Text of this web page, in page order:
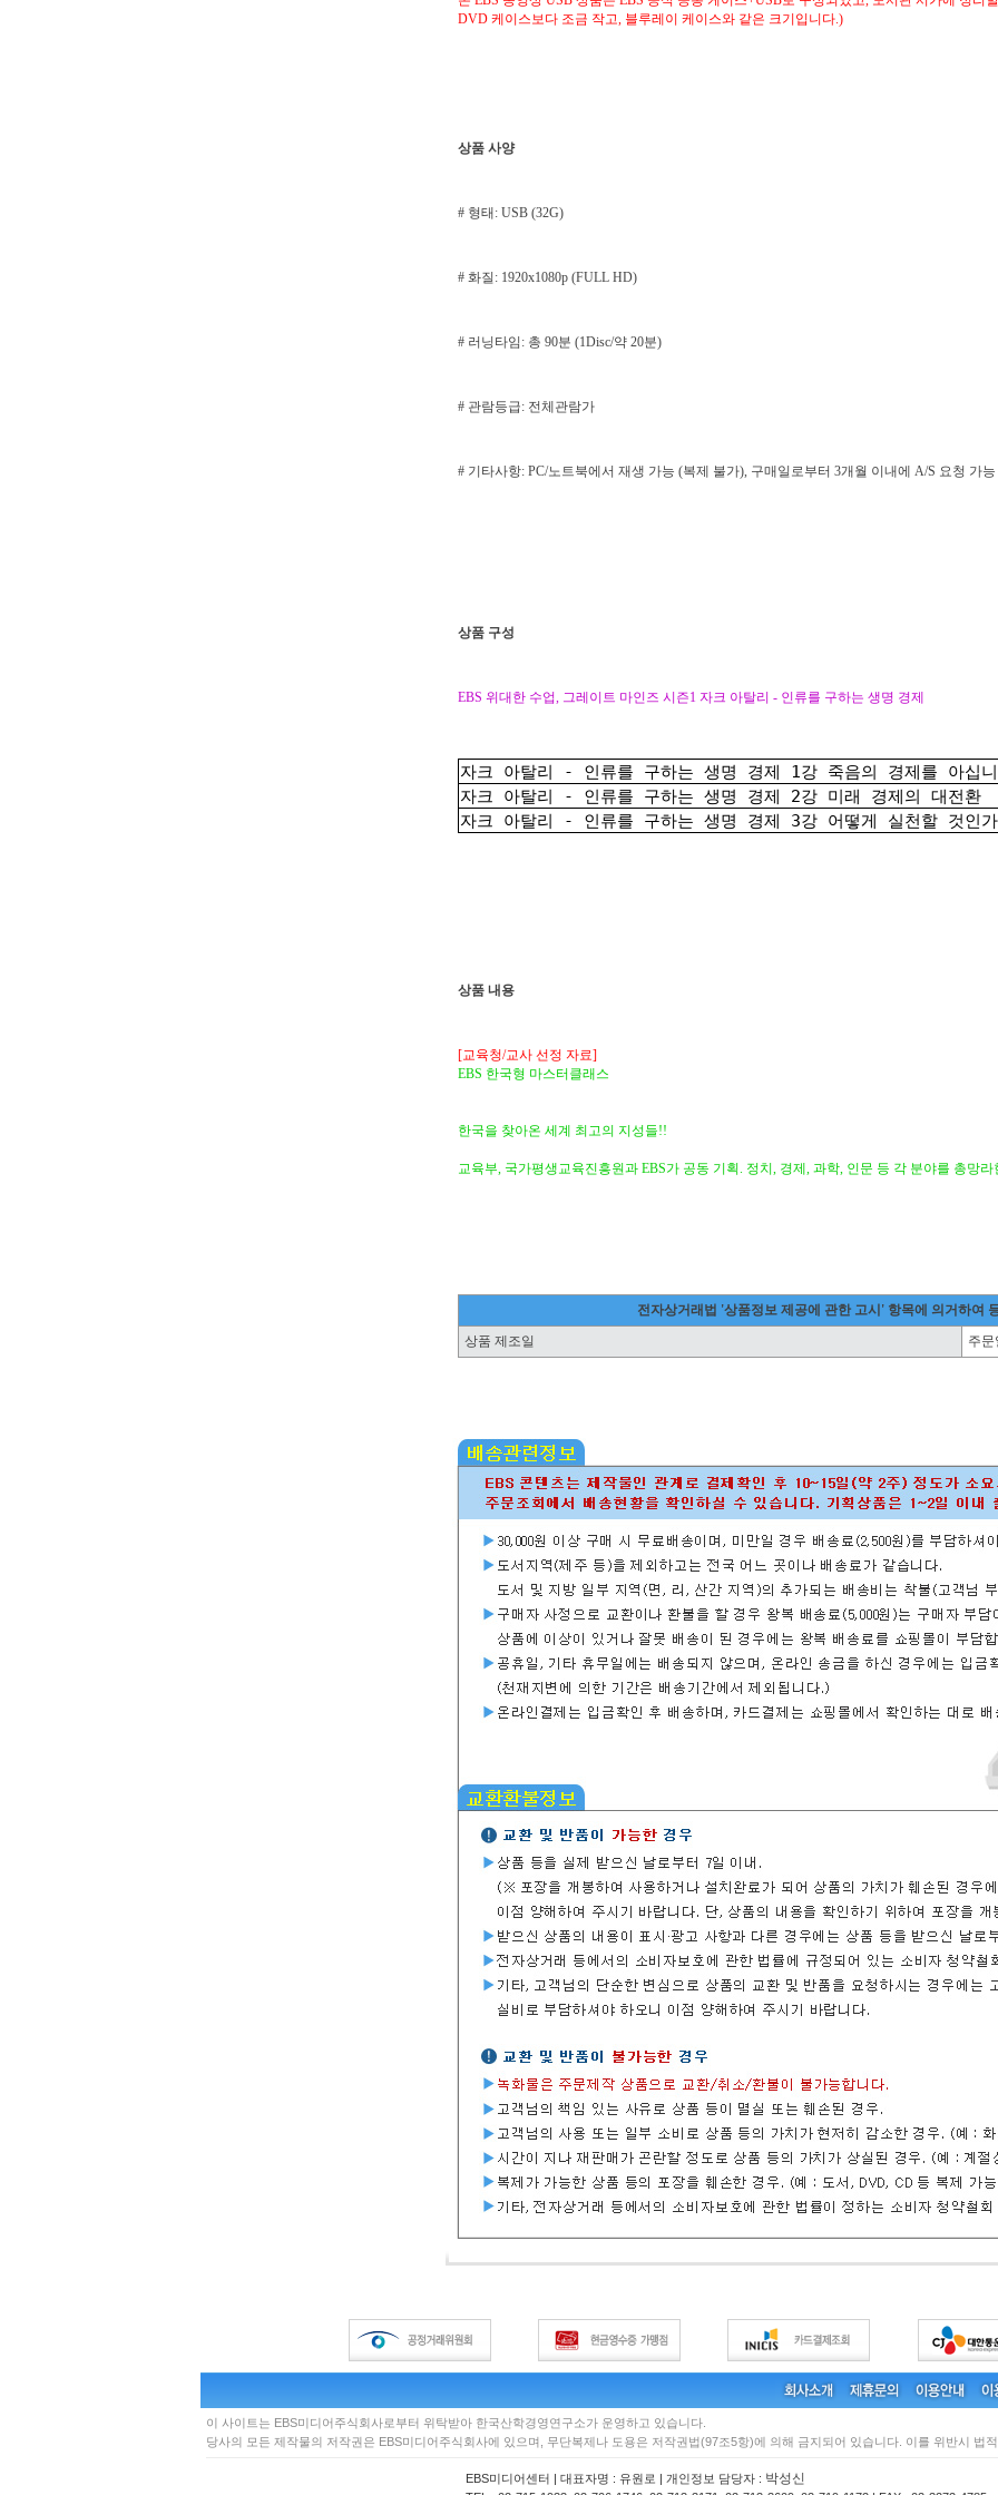
DVD 케이스보다 조금 작고, 블루레이 케이스와 같은 크기입니다.)
상품 사양
# 형태: USB (32G)
# 화질: 1920x1080p (FULL HD)
# 러닝타임: 총 90분 (1Disc/약 20분)
# 관람등급: 전체관람가
# 기타사항: PC/노트북에서 재생 가능 (복제 불가), 구매일로부터 3개월 이내에 A/S 요청 가능
상품 구성
EBS 위대한 수업, 그레이트 마인즈 시즌1 자크 아탈리 - 인류를 구하는 생명 경제
자크 아탈리 - 인류를 구하는 생명 경제 1강 죽음의 경제를 아십
자크 아탈리 - 인류를 구하는 생명 경제 2강 미래 경제의 대전환
자크 아탈리 - 인류를 구하는 생명 경제 3강 어떻게 실천할 것인가
상품 내용
[교육청/교사 선정 자료]
EBS 한국형 마스터클래스
한국을 찾아온 세계 최고의 지성들!!
교육부, 국가평생교육진흥원과 EBS가 공동 기획. 정치, 경제, 과학, 인문 등 각 분야를 총망
전자상거래법 '상품정보 제공에 관한 고시' 항목에 의거하여
상품 제조일
주문
이 사이트는 EBS미디어주식회사로부터 위탁받아 한국산학경영연구소가 운영하고 있습니다.
당사의 모든 제작물의 저작권은 EBS미디어주식회사에 있으며, 무단복제나 도용은 저작권법(97조5항)에 의해 금지되어 있습니다. 이를 위반시 법
EBS미디어센터 | 대표자명 : 유원로 | 개인정보 담당자 : 박성신